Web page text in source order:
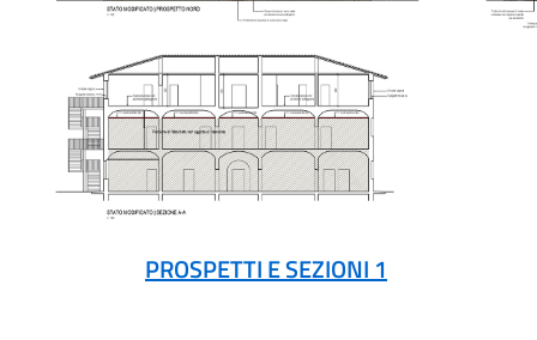
PROSPETTI E SEZIONI 1